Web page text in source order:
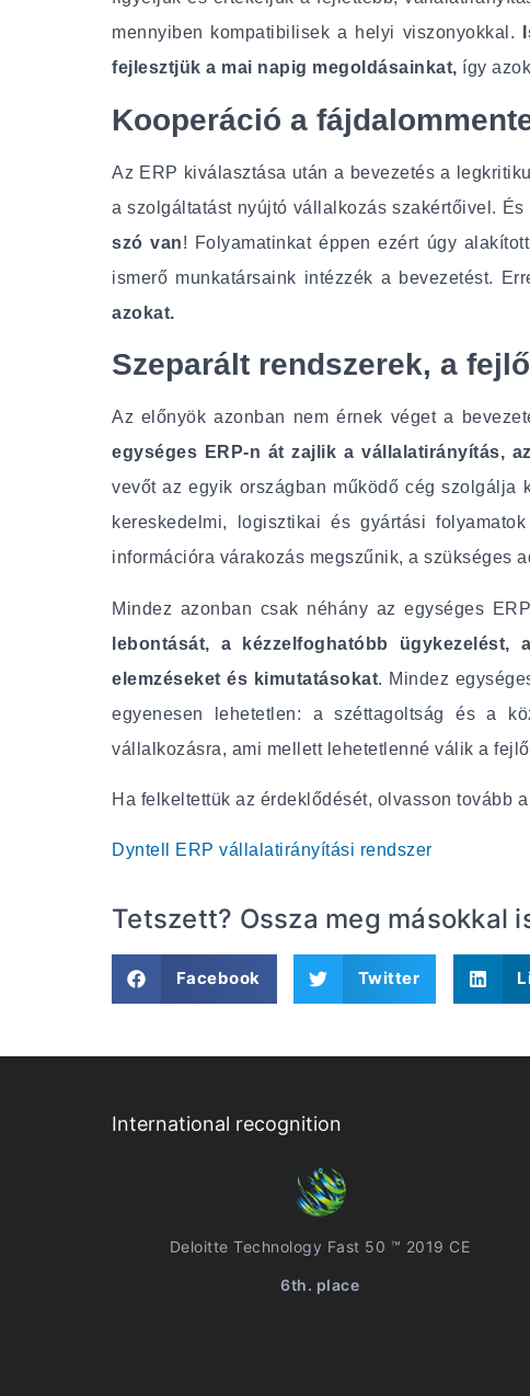
mennyiben kompatibilisek a helyi viszonyokkal.
fejlesztjük a mai napig megoldásainkat, így
Kooperáció a
Az ERP kiválasztása után a bevezetés a
a szolgáltatást nyújtó vállalkozás szakértőivel.
szó van! Folyamatinkat éppen ezért úgy
ismerő munkatársaink intézzék a bevezetést.
azokat.
Szeparált rendszerek, a
Az előnyök azonban nem érnek véget a
egységes ERP-n át zajlik a vállalatirányítás,
vevőt az egyik országban működő cég szolgálja
kereskedelmi, logisztikai és gyártási
információra várakozás megszűnik, a szükséges
Mindez azonban csak néhány az egységes
lebontását, a kézzelfoghatóbb
elemzéseket és kimutatásokat. Mindez
egyenesen lehetetlen: a széttagoltság és a
vállalkozásra, ami mellett lehetetlenné válik a
Ha felkeltettük az érdeklődését, olvasson tovább
Dyntell ERP vállalatirányítási rendszer
Tetszett? Ossza meg másokkal
Facebook Twitter
International recognition
Deloitte Technology Fast 50 ™ 2019 CE
6th. place